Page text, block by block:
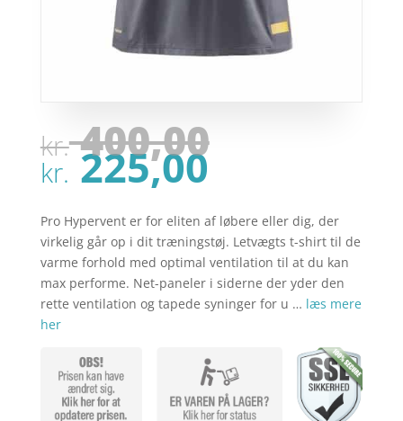
kr.400,00Den
var:
kr.
kr.225,00Den
pris
er:
kr.
Pro Hypervent er for eliten af løbere eller dig, der
virkelig går op i dit træningstøj. Letvægts t-shirt til de
varme forhold med optimal ventilation til at du kan
max performe. Net-paneler i siderne der yder den
rette ventilation og tapede syninger for u … læs mere
her